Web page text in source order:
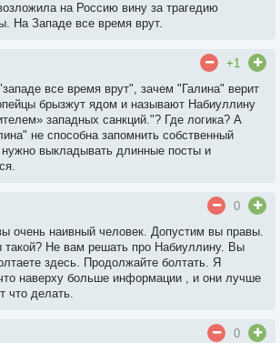
на Россию вину за трагедию
На Западе все время врут.
+1
все время врут", зачем "Галина" верит
брызжут ядом и называют Набиуллину
западных санкций."? Где логика? А
не способна запомнить собственный
нужно выкладывать длинные посты и
0
очень наивный человек. Допустим вы правы.
такой? Не вам решать про Набиуллину. Вы
здесь. Продолжайте болтать. Я
наверху больше информации , и они лучше
что делать.
0